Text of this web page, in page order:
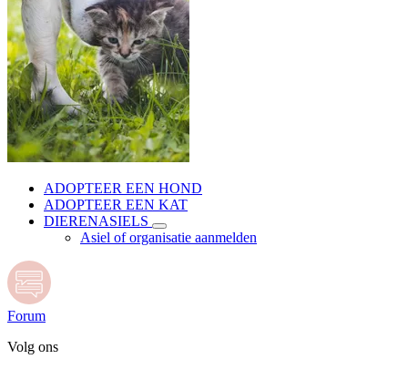
ADOPTEER EEN HOND
ADOPTEER EEN KAT
DIERENASIELS
Asiel of organisatie aanmelden
Forum
Volg ons